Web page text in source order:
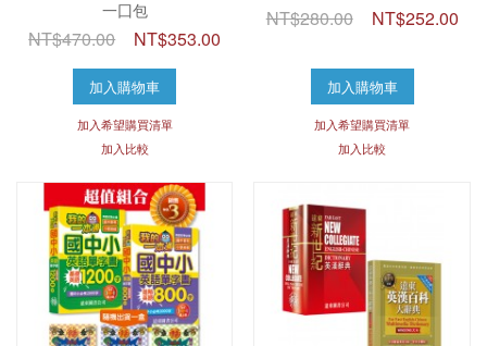
一囗包
NT$470.00 NT$353.00
加入購物車
加入希望購買清單
加入比較
NT$280.00 NT$252.00
加入購物車
加入希望購買清單
加入比較